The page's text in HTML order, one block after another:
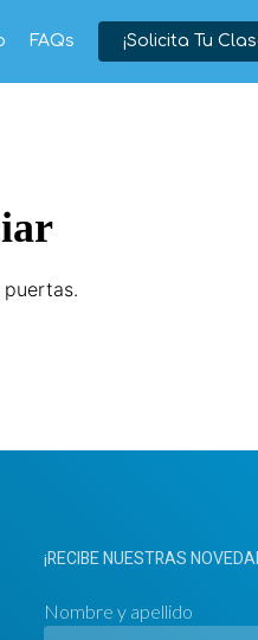
FAQs ¡Solicita Tu
¡RECIBE NUESTRAS
Nombre y apellido